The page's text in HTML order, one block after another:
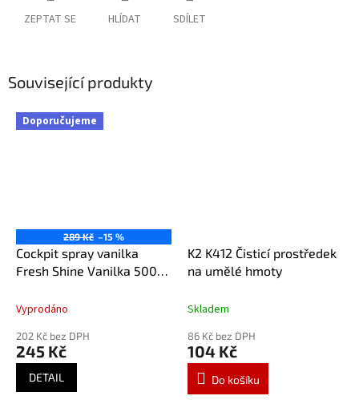
ZEPTAT SE HLÍDAT SDÍLET
Související produkty
Doporučujeme
289 Kč –15 %
Cockpit spray vanilka
Fresh Shine Vanilka 500
Vyprodáno
202 Kč bez DPH
245 Kč
DETAIL
K2 K412 Čisticí prostředek
na umělé hmoty
Skladem
86 Kč bez DPH
104 Kč
Do košíku